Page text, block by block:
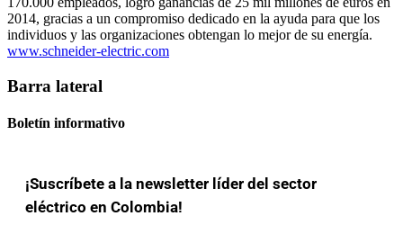
2014, gracias a un compromiso dedicado en la ayuda para que los
individuos y las organizaciones obtengan lo mejor de su energía.
www.schneider‑electric.com
Barra lateral
Boletín informativo
¡Suscríbete a la newsletter líder del sector
eléctrico en Colombia!